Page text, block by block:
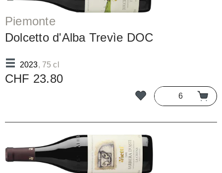
Piemonte
Dolcetto d'Alba Trevìe DOC
2023, 75 cl
CHF 23.80